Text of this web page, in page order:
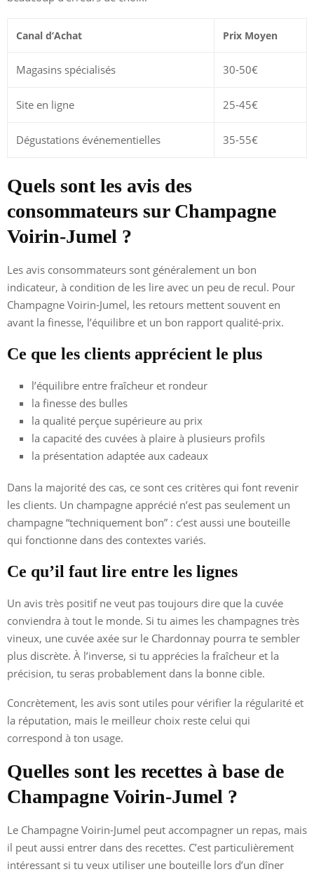
Canal d’Achat Prix Moyen
Magasins spécialisés 30-50€
Site en ligne 25-45€
Dégustations événementielles 35-55€
Quels sont les avis des
consommateurs sur Champagne
Voirin-Jumel ?
Les avis consommateurs sont généralement un bon
indicateur, à condition de les lire avec un peu de recul. Pour
Champagne Voirin-Jumel, les retours mettent souvent en
avant la finesse, l’équilibre et un bon rapport qualité-prix.
Ce que les clients apprécient le plus
l’équilibre entre fraîcheur et rondeur
la finesse des bulles
la qualité perçue supérieure au prix
la capacité des cuvées à plaire à plusieurs profils
la présentation adaptée aux cadeaux
Dans la majorité des cas, ce sont ces critères qui font revenir
les clients. Un champagne apprécié n’est pas seulement un
champagne “techniquement bon” : c’est aussi une bouteille
qui fonctionne dans des contextes variés.
Ce qu’il faut lire entre les lignes
Un avis très positif ne veut pas toujours dire que la cuvée
conviendra à tout le monde. Si tu aimes les champagnes très
vineux, une cuvée axée sur le Chardonnay pourra te sembler
plus discrète. À l’inverse, si tu apprécies la fraîcheur et la
précision, tu seras probablement dans la bonne cible.
Concrètement, les avis sont utiles pour vérifier la régularité et
la réputation, mais le meilleur choix reste celui qui
correspond à ton usage.
Quelles sont les recettes à base de
Champagne Voirin-Jumel ?
Le Champagne Voirin-Jumel peut accompagner un repas, mais
il peut aussi entrer dans des recettes. C’est particulièrement
intéressant si tu veux utiliser une bouteille lors d’un dîner